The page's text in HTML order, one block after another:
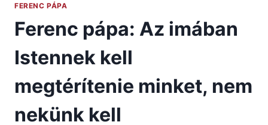
FERENC PÁPA
Ferenc pápa: Az imában
Istennek kell
megtérítenie minket, nem
nekünk kell